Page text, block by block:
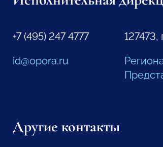
+7 (495) 247 4777
id@opora.ru
Другие контакты